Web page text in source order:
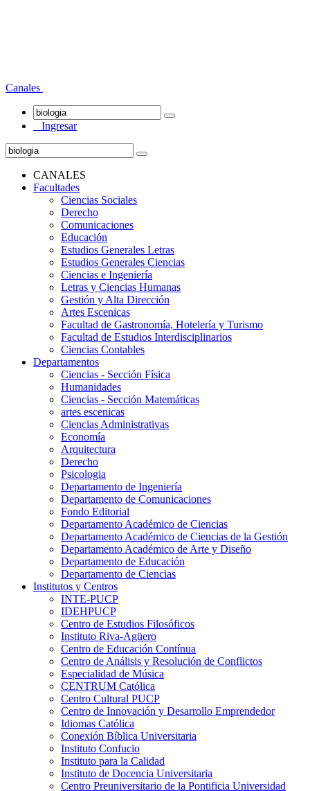
Canales
Ingresar
CANALES
Facultades
Ciencias Sociales
Derecho
Comunicaciones
Educación
Estudios Generales Letras
Estudios Generales Ciencias
Ciencias e Ingeniería
Letras y Ciencias Humanas
Gestión y Alta Dirección
Artes Escenicas
Facultad de Gastronomía, Hotelería y Turismo
Facultad de Estudios Interdisciplinarios
Ciencias Contables
Departamentos
Ciencias - Sección Física
Humanidades
Ciencias - Sección Matemáticas
artes escenicas
Ciencias Administrativas
Economía
Arquitectura
Derecho
Psicologia
Departamento de Ingeniería
Departamento de Comunicaciones
Fondo Editorial
Departamento Académico de Ciencias
Departamento Académico de Ciencias de la Gestión
Departamento Académico de Arte y Diseño
Departamento de Educación
Departamento de Ciencias
Institutos y Centros
INTE-PUCP
IDEHPUCP
Centro de Estudios Filosóficos
Instituto Riva-Agüero
Centro de Educación Contínua
Centro de Análisis y Resolución de Conflictos
Especialidad de Música
CENTRUM Católica
Centro Cultural PUCP
Centro de Innovación y Desarrollo Emprendedor
Idiomas Católica
Conexión Bíblica Universitaria
Instituto Confucio
Instituto para la Calidad
Instituto de Docencia Universitaria
Centro Preuniversitario de la Pontificia Universidad